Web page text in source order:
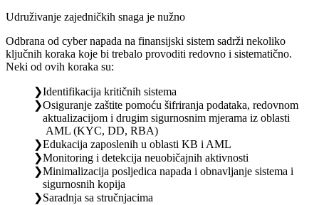
Udruživanje zajedničkih snaga je nužno
Odbrana od cyber napada na finansijski sistem sadrži nekoliko
ključnih koraka koje bi trebalo provoditi redovno i sistematično.
Neki od ovih koraka su:
Identifikacija kritičnih sistema
Osiguranje zaštite pomoću šifriranja podataka, redovnom
aktualizacijom i drugim sigurnosnim mjerama iz oblasti
AML (KYC, DD, RBA)
Edukacija zaposlenih u oblasti KB i AML
Monitoring i detekcija neuobičajnih aktivnosti
Minimalizacija posljedica napada i obnavljanje sistema i
sigurnosnih kopija
Saradnja sa stručnjacima